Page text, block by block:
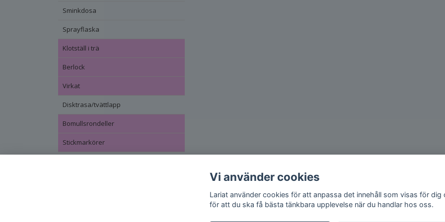
Sminkdosa
Sprayflaska
Klotställ i trä
Berlock
Virkat
Disktrasa/tvättlapp
Bomullsrondeller
Stickmarkörer
Vi använder cookies
Lariat använder cookies för att anpassa det innehåll som visas för dig
för att du ska få bästa tänkbara upplevelse när du handlar hos oss.